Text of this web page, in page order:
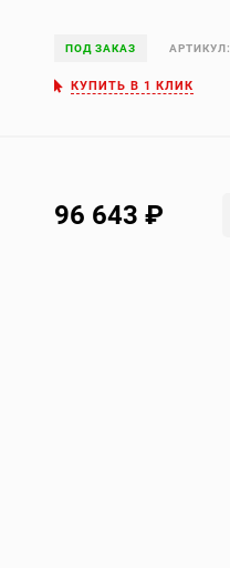
ПОД ЗАКАЗ АРТИКУЛ:
КУПИТЬ В 1 КЛИК
96 643